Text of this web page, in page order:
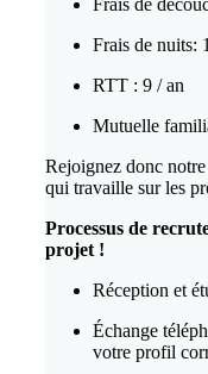
Frais de
Frais de nuits:
RTT : 9 / an
Mutuelle
Rejoignez donc
qui travaille sur les
Processus de
projet !
Réception et
Échange
votre profil